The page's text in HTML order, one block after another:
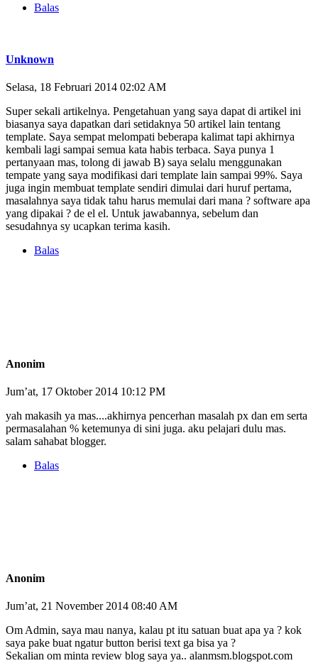
Balas
Unknown
Selasa, 18 Februari 2014 02:02 AM
Super sekali artikelnya. Pengetahuan yang saya dapat di artikel ini
biasanya saya dapatkan dari setidaknya 50 artikel lain tentang
template. Saya sempat melompati beberapa kalimat tapi akhirnya
kembali lagi sampai semua kata habis terbaca. Saya punya 1
pertanyaan mas, tolong di jawab B) saya selalu menggunakan
tempate yang saya modifikasi dari template lain sampai 99%. Saya
juga ingin membuat template sendiri dimulai dari huruf pertama,
masalahnya saya tidak tahu harus memulai dari mana ? software apa
yang dipakai ? de el el. Untuk jawabannya, sebelum dan
sesudahnya sy ucapkan terima kasih.
Balas
Anonim
Jum’at, 17 Oktober 2014 10:12 PM
yah makasih ya mas....akhirnya pencerhan masalah px dan em serta
permasalahan % ketemunya di sini juga. aku pelajari dulu mas.
salam sahabat blogger.
Balas
Anonim
Jum’at, 21 November 2014 08:40 AM
Om Admin, saya mau nanya, kalau pt itu satuan buat apa ya ? kok
saya pake buat ngatur button berisi text ga bisa ya ?
Sekalian om minta review blog saya ya.. alanmsm.blogspot.com